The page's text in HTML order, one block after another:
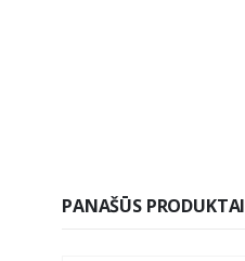
PANAŠŪS PRODUKTAI